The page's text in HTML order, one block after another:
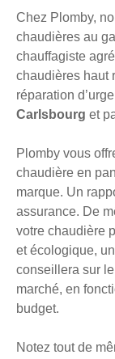
Chez Plomby,
chaudières au
chauffagiste
chaudières haut
réparation
Carlsbourg et
Plomby vous
chaudière en
marque. Un
assurance. De
votre chaudière
et écologique,
conseillera sur
marché, en
budget.
Notez tout de